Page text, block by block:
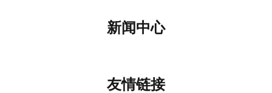
新闻中心
友情链接